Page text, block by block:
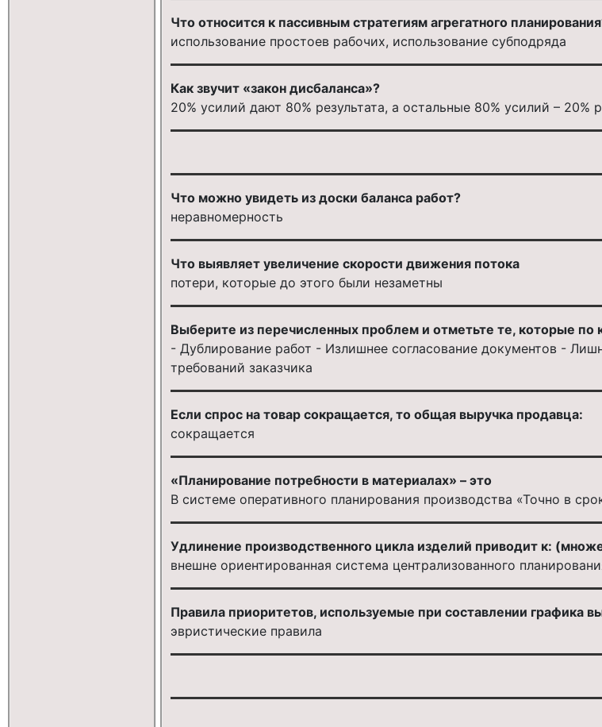
Что относится к пассивным стратегиям агрегатного
использование простоев рабочих, использование субподряда
Как звучит «закон дисбаланса»?
20% усилий дают 80% результата, а остальные 80% усилий – 20%
Что можно увидеть из доски баланса работ?
неравномерность
Что выявляет увеличение скорости движения потока
потери, которые до этого были незаметны
Выберите из перечисленных проблем и отметьте те, которые по
- Дублирование работ - Излишнее согласование документов -
требований заказчика
Если спрос на товар сокращается, то общая выручка продавца:
сокращается
«Планирование потребности в материалах» – это
В системе оперативного планирования производства «Точно в
Удлинение производственного цикла изделий приводит к:
внешне ориентированная система централизованного
Правила приоритетов, используемые при составлении графика
эвристические правила